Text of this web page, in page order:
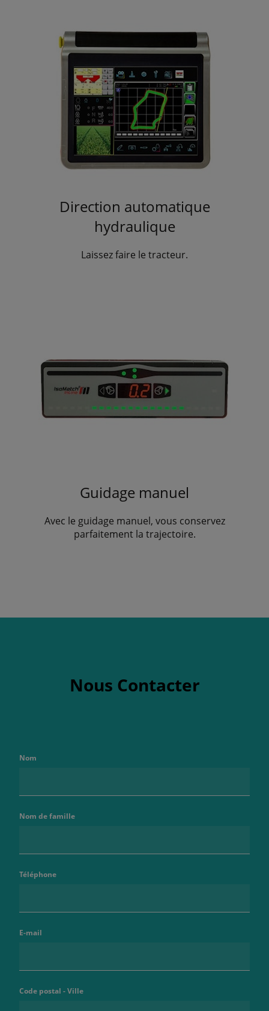
Direction automatique
hydraulique
Laissez faire le tracteur.
Guidage manuel
Avec le guidage manuel, vous conservez
parfaitement la trajectoire.
Nous Contacter
Nom
Nom de famille
Téléphone
E-mail
Code postal - Ville